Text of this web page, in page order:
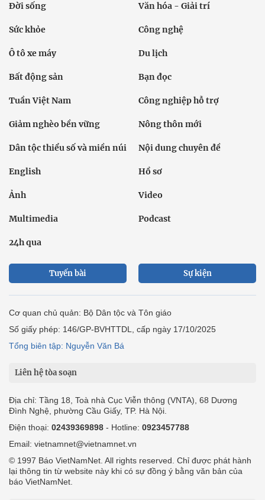
Đời sống Văn hóa - Giải trí
Sức khỏe Công nghệ
Ô tô xe máy Du lịch
Bất động sản Bạn đọc
Tuần Việt Nam Công nghiệp hỗ trợ
Giảm nghèo bền vững Nông thôn mới
Dân tộc thiểu số và miền núi Nội dung chuyên đề
English Hồ sơ
Ảnh Video
Multimedia Podcast
24h qua
Tuyến bài Sự kiện
Cơ quan chủ quản: Bộ Dân tộc và Tôn giáo
Số giấy phép: 146/GP-BVHTTDL, cấp ngày 17/10/2025
Tổng biên tập: Nguyễn Văn Bá
Liên hệ tòa soạn
Địa chỉ: Tầng 18, Toà nhà Cục Viễn thông (VNTA), 68 Dương
Đình Nghệ, phường Cầu Giấy, TP. Hà Nội.
Điện thoại: 02439369898 - Hotline: 0923457788
Email: vietnamnet@vietnamnet.vn
© 1997 Báo VietNamNet. All rights reserved. Chỉ được phát hành
lại thông tin từ website này khi có sự đồng ý bằng văn bản của
báo VietNamNet.